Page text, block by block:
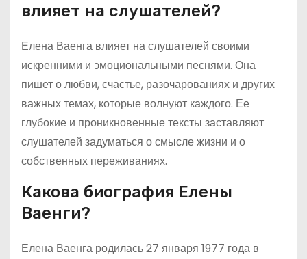
влияет на слушателей?
Елена Ваенга влияет на слушателей своими
искренними и эмоциональными песнями. Она
пишет о любви, счастье, разочарованиях и других
важных темах, которые волнуют каждого. Ее
глубокие и проникновенные тексты заставляют
слушателей задуматься о смысле жизни и о
собственных переживаниях.
Какова биография Елены
Ваенги?
Елена Ваенга родилась 27 января 1977 года в